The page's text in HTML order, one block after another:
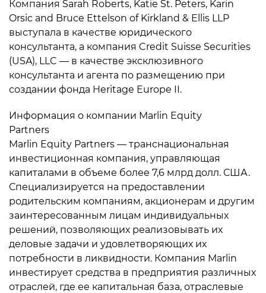
Компания Sarah Roberts, Katie St. Peters, Karin
Orsic and Bruce Ettelson of Kirkland & Ellis LLP
выступала в качестве юридического
консультанта, а компания Credit Suisse Securities
(USA), LLC — в качестве эксклюзивного
консультанта и агента по размещению при
создании фонда Heritage Europe II.
Информация о компании Marlin Equity
Partners
Marlin Equity Partners — транснациональная
инвестиционная компания, управляющая
капиталами в объеме более 7,6 млрд долл. США.
Специализируется на предоставлении
родительским компаниям, акционерам и другим
заинтересованным лицам индивидуальных
решений, позволяющих реализовывать их
деловые задачи и удовлетворяющих их
потребности в ликвидности. Компания Marlin
инвестирует средства в предприятия различных
отраслей, где ее капитальная база, отраслевые